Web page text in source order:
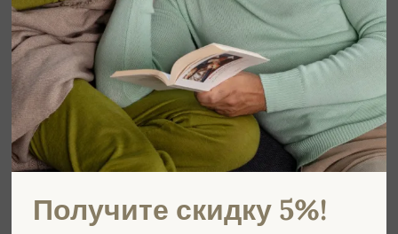
Получите скидку 5%!